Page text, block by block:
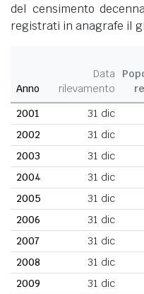
del censimento
registrati in anagrafe il
Anno
Data
rilevamento
2001
31 dic
2002
31 dic
2003
31 dic
2004
31 dic
2005
31 dic
2006
31 dic
2007
31 dic
2008
31 dic
2009
31 dic